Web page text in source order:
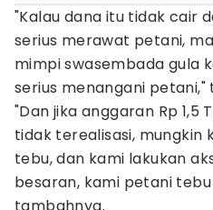
"Kalau dana itu tidak cair
serius merawat petani,
mimpi swasembada gula
serius menangani petani,"
"Dan jika anggaran Rp 1,5
tidak terealisasi, mungkin
tebu, dan kami lakukan
besaran, kami petani